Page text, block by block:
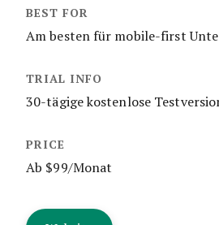
Am besten für mobile-first
30-tägige kostenlose
Ab $99/Monat